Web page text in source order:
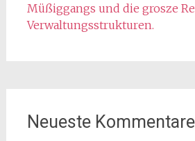
Müßiggangs und die grosze
Verwaltungsstrukturen.
Neueste Kommentare